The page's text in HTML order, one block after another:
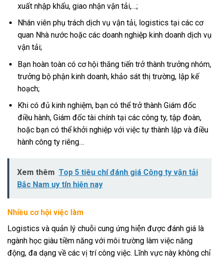
xuất nhập khẩu, giao nhận vận tải,…;
Nhân viên phụ trách dịch vụ vận tải, logistics tại các cơ
quan Nhà nước hoặc các doanh nghiệp kinh doanh dịch vụ
vận tải;
Bạn hoàn toàn có cơ hội thăng tiến trở thành trưởng nhóm,
trưởng bộ phận kinh doanh, khảo sát thị trường, lập kế
hoạch;
Khi có đủ kinh nghiệm, bạn có thể trở thành Giám đốc
điều hành, Giám đốc tài chính tại các công ty, tập đoàn,
hoặc bạn có thể khởi nghiệp với việc tự thành lập và điều
hành công ty riêng…
Xem thêm Top 5 tiêu chí đánh giá Công ty vận tải
Bắc Nam uy tín hiện nay
Nhiều cơ hội việc làm
Logistics và quản lý chuỗi cung ứng hiện được đánh giá là
ngành học giàu tiềm năng với môi trường làm việc năng
động, đa dạng về các vị trí công việc. Lĩnh vực này không chỉ